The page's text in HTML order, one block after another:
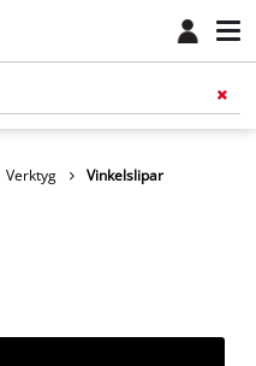
Verktyg Vinkelslipar